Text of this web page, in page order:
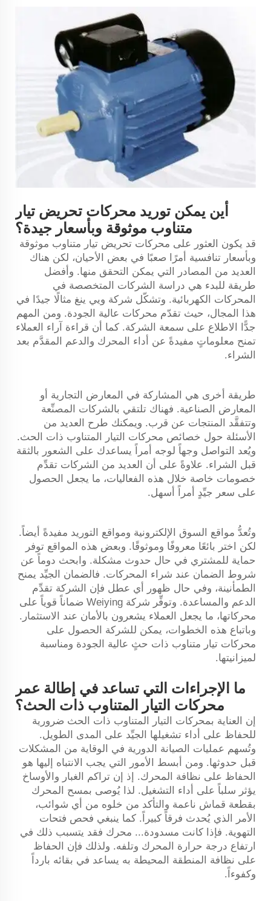
أين يمكن توريد محركات تحريض تيار
متناوب موثوقة وبأسعار جيدة؟
قد يكون العثور على محركات تحريض تيار متناوب موثوقة
وبأسعار تنافسية أمرًا صعبًا في بعض الأحيان، لكن هناك
العديد من المصادر التي يمكن التحقق منها. وأفضل
طريقة للبدء هي دراسة الشركات المتخصصة في
المحركات الكهربائية. وتشكّل شركة ويي ينغ مثالًا جيدًا في
هذا المجال، حيث تقدّم محركات عالية الجودة. ومن المهم
جدًّا الاطلاع على سمعة الشركة. كما أن قراءة آراء العملاء
تمنح معلوماتٍ مفيدةً عن أداء المحرك والدعم المقدَّم بعد
الشراء.
طريقة أخرى هي المشاركة في المعارض التجارية أو
المعارض الصناعية. فهناك تلتقي بالشركات المصنِّعة
وتتفقَّد المنتجات عن قرب. ويمكنك طرح العديد من
الأسئلة حول خصائص محركات التيار المتناوب ذات الحث.
ويُعد التواصل وجهاً لوجه أمراً يساعدك على الشعور بالثقة
قبل الشراء. علاوةً على أن العديد من الشركات تقدِّم
خصومات خاصة خلال هذه الفعاليات، ما يجعل الحصول
على سعر جيِّدٍ أمراً أسهل.
وتُعدُّ مواقع السوق الإلكترونية ومواقع التوريد مفيدةً أيضاً.
لكن اختر بائعًا معروفًا وموثوقًا. وبعض هذه المواقع توفر
حماية للمشتري في حال حدوث مشكلة. وابحث دوماً عن
شروط الضمان عند شراء المحركات. فالضمان الجيِّد يمنح
الطمأنينة، وفي حال ظهور أي عطل فإن الشركة تقدِّم
الدعم والمساعدة. وتوفِّر شركة Weiying ضماناً قوياً على
محركاتها، ما يجعل العملاء يشعرون بالأمان عند الاستثمار.
وباتباع هذه الخطوات، يمكن للشركة الحصول على
محركات تيار متناوب ذات حثٍ عالية الجودة ومناسبة
لميزانيتها.
ما الإجراءات التي تساعد في إطالة عمر
محركات التيار المتناوب ذات الحث؟
إن العناية بمحركات التيار المتناوب ذات الحث ضرورية
للحفاظ على أداء تشغيلها الجيِّد على المدى الطويل.
وتُسهم عمليات الصيانة الدورية في الوقاية من المشكلات
قبل حدوثها. ومن أبسط الأمور التي يجب الانتباه إليها هو
الحفاظ على نظافة المحرك. إذ إن تراكم الغبار والأوساخ
يؤثر سلباً على أداء التشغيل. لذا يُوصى بمسح المحرك
بقطعة قماش ناعمة والتأكد من خلوه من أي شوائب،
الأمر الذي يُحدث فرقاً كبيراً. كما ينبغي فحص فتحات
التهوية. فإذا كانت مسدودة... محرك فقد يتسبب ذلك في
ارتفاع درجة حرارة المحرك وتلفه. ولذلك فإن الحفاظ
على نظافة المنطقة المحيطة به يساعد في بقائه بارداً
وكفوءاً.